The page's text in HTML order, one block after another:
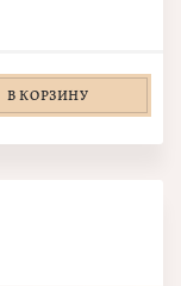
В КОРЗИНУ